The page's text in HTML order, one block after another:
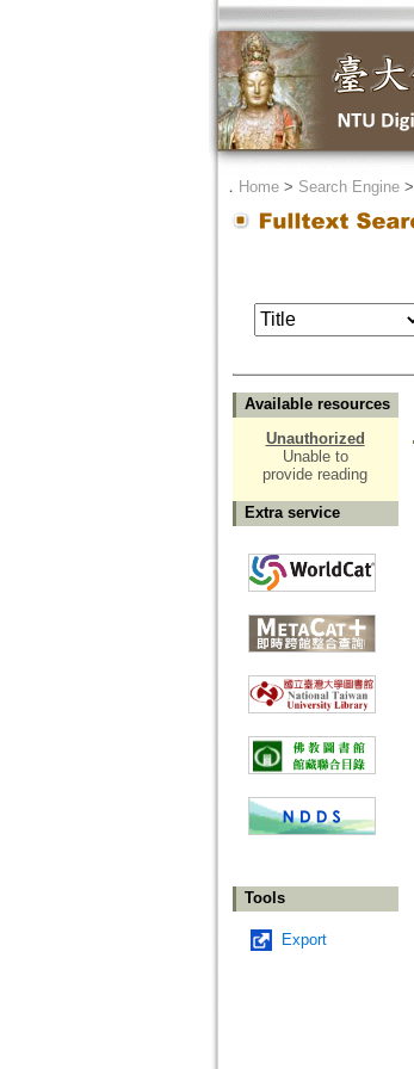
． Home> Search Engine>
Available resources
Unauthorized
Unable to
provide reading
Extra service
Tools
Export